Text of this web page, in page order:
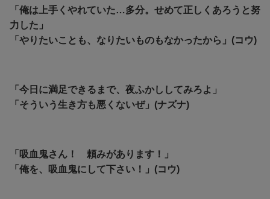
「俺は上手くやれていた…多分。せめて正しくあろうと努
力した」
「やりたいことも、なりたいものもなかったから」(コウ)
「今日に満足できるまで、夜ふかししてみろよ」
「そういう生き方も悪くないぜ」(ナズナ)
「吸血鬼さん！ 頼みがあります！」
「俺を、吸血鬼にして下さい！」(コウ)